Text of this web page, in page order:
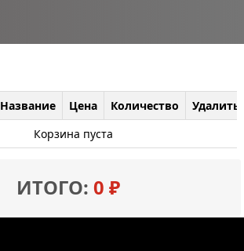
Название Цена Количество
Удалить
Корзина пуста
ИТОГО: 0 ₽